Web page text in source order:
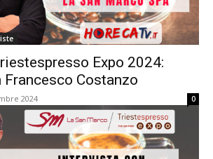
Expo 2024:
Costanzo
2024 0